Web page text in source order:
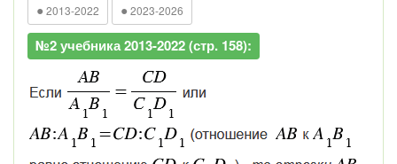
● 2013-2022 ● 2023-2026
№2 учебника 2013-2022 (стр. 158):